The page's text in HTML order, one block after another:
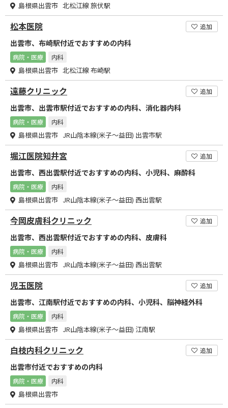
島根県出雲市 北松江線 旅伏駅
松本医院 追加
出雲市、布崎駅付近でおすすめの内科
病院・医療 内科
島根県出雲市 北松江線 布崎駅
遠藤クリニック 追加
出雲市、出雲市駅付近でおすすめの内科、消化器内科
病院・医療 内科
島根県出雲市 JR山陰本線(米子～益田) 出雲市駅
堀江医院知井宮 追加
出雲市、西出雲駅付近でおすすめの内科、小児科、麻酔科
病院・医療 内科
島根県出雲市 JR山陰本線(米子～益田) 西出雲駅
今岡皮膚科クリニック 追加
出雲市、西出雲駅付近でおすすめの内科、皮膚科
病院・医療 内科
島根県出雲市 JR山陰本線(米子～益田) 西出雲駅
児玉医院 追加
出雲市、江南駅付近でおすすめの内科、小児科、脳神経外科
病院・医療 内科
島根県出雲市 JR山陰本線(米子～益田) 江南駅
白枝内科クリニック 追加
出雲市付近でおすすめの内科
病院・医療 内科
島根県出雲市